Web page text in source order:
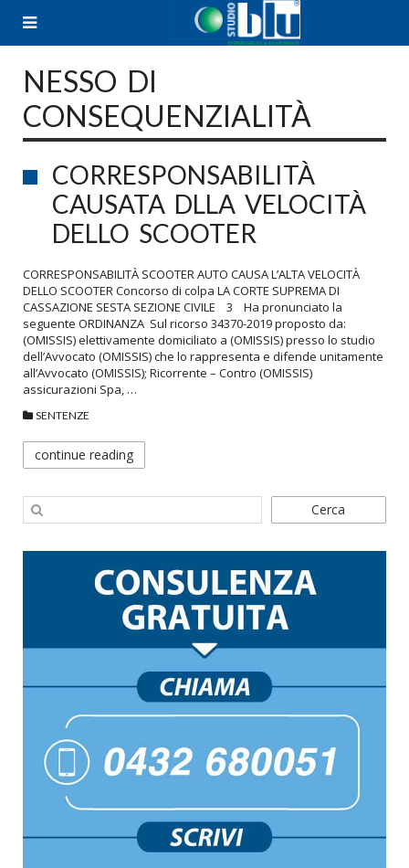
NESSO DI
CONSEQUENZIALITÀ
CORRESPONSABILITÀ
CAUSATA DLLA VELOCITÀ
DELLO SCOOTER
CORRESPONSABILITÀ SCOOTER AUTO CAUSA L’ALTA VELOCITÀ
DELLO SCOOTER Concorso di colpa LA CORTE SUPREMA DI
CASSAZIONE SESTA SEZIONE CIVILE 3 Ha pronunciato la
seguente ORDINANZA Sul ricorso 34370-2019 proposto da:
(OMISSIS) elettivamente domiciliato a (OMISSIS) presso lo studio
dell’Avvocato (OMISSIS) che lo rappresenta e difende unitamente
all’Avvocato (OMISSIS); Ricorrente – Contro (OMISSIS)
assicurazioni Spa, …
SENTENZE
continue reading
Cerca